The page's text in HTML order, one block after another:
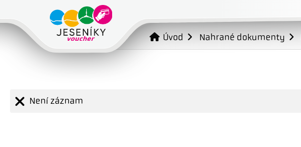
Úvod Nahrané dokumenty
Není záznam